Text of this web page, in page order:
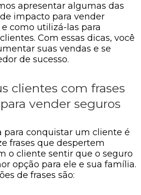
apresentar algumas das
impacto para vender
como utilizá-las para
Com essas dicas, você
suas vendas e se
de sucesso.
clientes com frases
vender seguros
para conquistar um cliente é
frases que despertem
o cliente sentir que o seguro
opção para ele e sua família.
de frases são: